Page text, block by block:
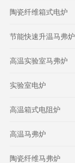
陶瓷纤维箱式电炉
节能快速升温马弗炉
高温实验室马弗炉
实验室电炉
高温箱式电阻炉
高温马弗炉
陶瓷纤维马弗炉